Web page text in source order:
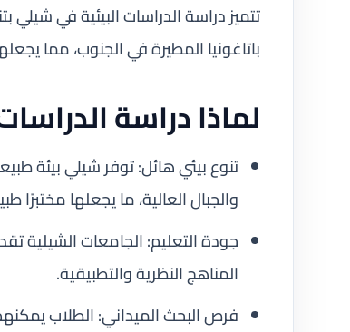
تتميز دراسة الدراسات البيئية في شيلي
باتاغونيا المطيرة في الجنوب، مما
لماذا دراسة
تنوع بيئي هائل: توفر شيلي بيئة
والجبال العالية، ما يجعلها مختبرًا
جودة التعليم: الجامعات الشيلية
المناهج النظرية والتطبيقية.
فرص البحث الميداني: الطلاب